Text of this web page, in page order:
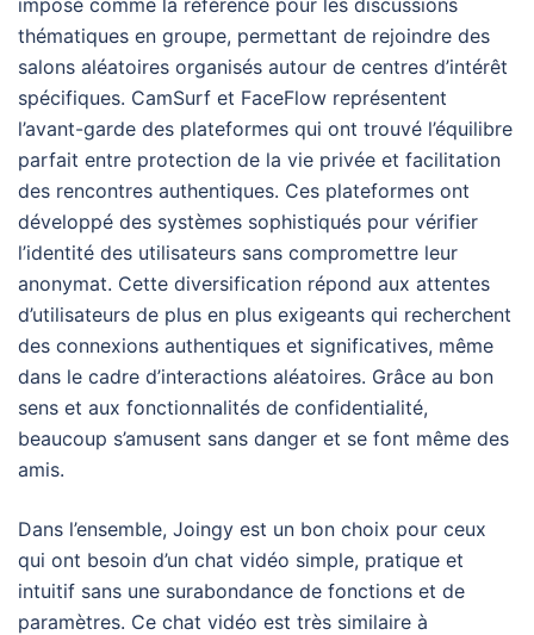
thématiques en groupe, permettant de rejoindre des
salons aléatoires organisés autour de centres d’intérêt
spécifiques. CamSurf et FaceFlow représentent
l’avant-garde des plateformes qui ont trouvé l’équilibre
parfait entre protection de la vie privée et facilitation
des rencontres authentiques. Ces plateformes ont
développé des systèmes sophistiqués pour vérifier
l’identité des utilisateurs sans compromettre leur
anonymat. Cette diversification répond aux attentes
d’utilisateurs de plus en plus exigeants qui recherchent
des connexions authentiques et significatives, même
dans le cadre d’interactions aléatoires. Grâce au bon
sens et aux fonctionnalités de confidentialité,
beaucoup s’amusent sans danger et se font même des
amis.
Dans l’ensemble, Joingy est un bon choix pour ceux
qui ont besoin d’un chat vidéo simple, pratique et
intuitif sans une surabondance de fonctions et de
paramètres. Ce chat vidéo est très similaire à